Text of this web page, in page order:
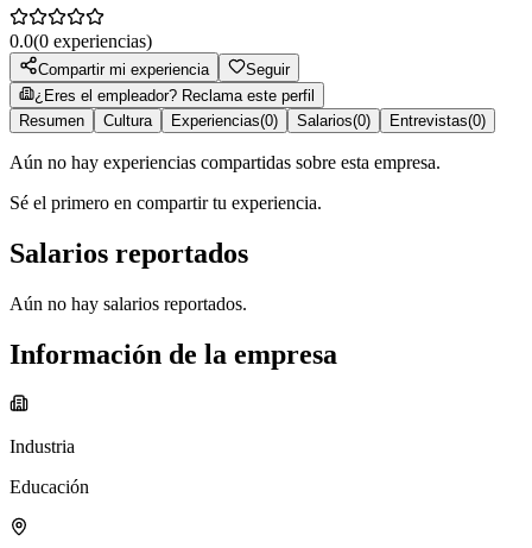
0.0(0 experiencias)
Compartir mi experiencia
Seguir
¿Eres el empleador? Reclama este perfil
Resumen
Cultura Experiencias(0) Salarios(0) Entrevistas(0)
Aún no hay experiencias compartidas sobre esta empresa.
Sé el primero en compartir tu experiencia.
Salarios reportados
Aún no hay salarios reportados.
Información de la empresa
Industria
Educación